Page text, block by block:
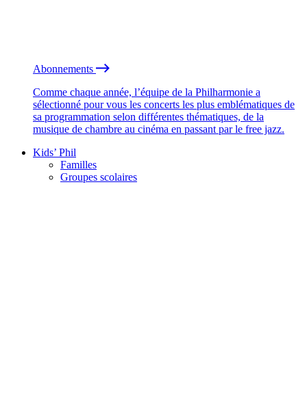
Abonnements
Comme chaque année, l’équipe de la Philharmonie a
sélectionné pour vous les concerts les plus emblématiques de
sa programmation selon différentes thématiques, de la
musique de chambre au cinéma en passant par le free jazz.
Kids’ Phil
Familles
Groupes scolaires